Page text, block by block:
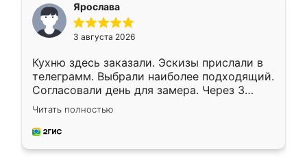
Ярослава
3 августа 2026
Кухню здесь заказали. Эскизы прислали в
телеграмм. Выбрали наиболее подходящий.
Согласовали день для замера. Через 3
недели кухня была уже готова. Остались
довольны работой. Спасибо Ренессанс
мебель за качественную работу!
Читать полностью